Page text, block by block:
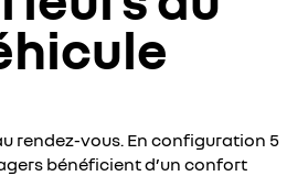
rendez-vous. En configuration 5
bénéficient d’un confort